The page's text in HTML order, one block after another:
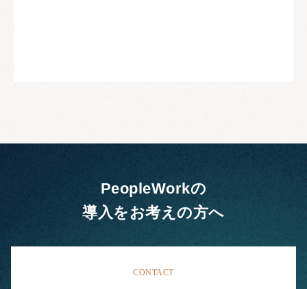
PeopleWorkの
導入をお考えの方へ
CONTACT